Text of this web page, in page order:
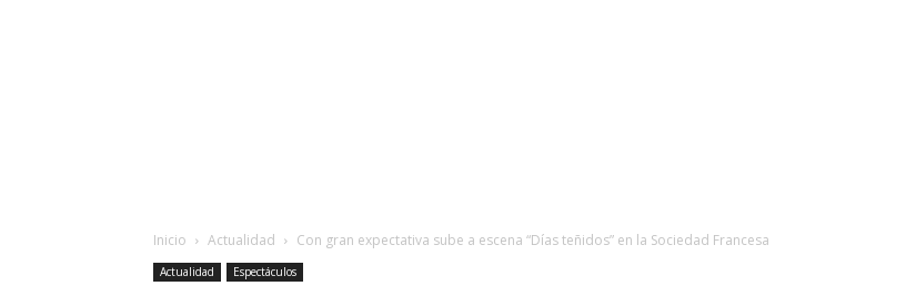
Inicio Actualidad Con gran expectativa sube a escena “Días teñidos” en la Sociedad Francesa
Actualidad Espectáculos